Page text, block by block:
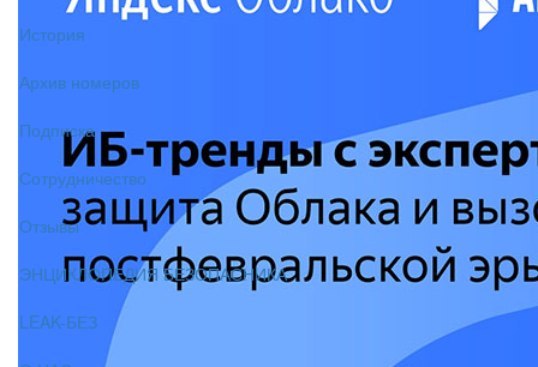
История
Архив номеров
Подписка
Сотрудничество
Отзывы
ЭНЦИКЛОПЕДИЯ БЕЗОПАСНИКА
LEAK-БЕЗ